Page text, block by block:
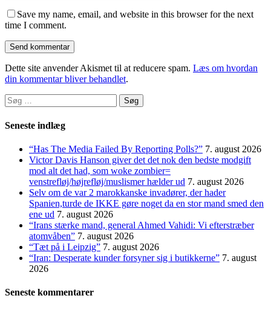
Save my name, email, and website in this browser for the next
time I comment.
Dette site anvender Akismet til at reducere spam. Læs om hvordan
din kommentar bliver behandlet.
Søg
efter:
Seneste indlæg
“Has The Media Failed By Reporting Polls?” 7. august 2026
Victor Davis Hanson giver det det nok den bedste modgift
mod alt det had, som woke zombier=
venstrefløj/højrefløj/muslismer hælder ud 7. august 2026
Selv om de var 2 marokkanske invadører, der hader
Spanien,turde de IKKE gøre noget da en stor mand smed den
ene ud 7. august 2026
“Irans stærke mand, general Ahmed Vahidi: Vi efterstræber
atomvåben” 7. august 2026
“Tæt på i Leipzig” 7. august 2026
“Iran: Desperate kunder forsyner sig i butikkerne” 7. august
2026
Seneste kommentarer